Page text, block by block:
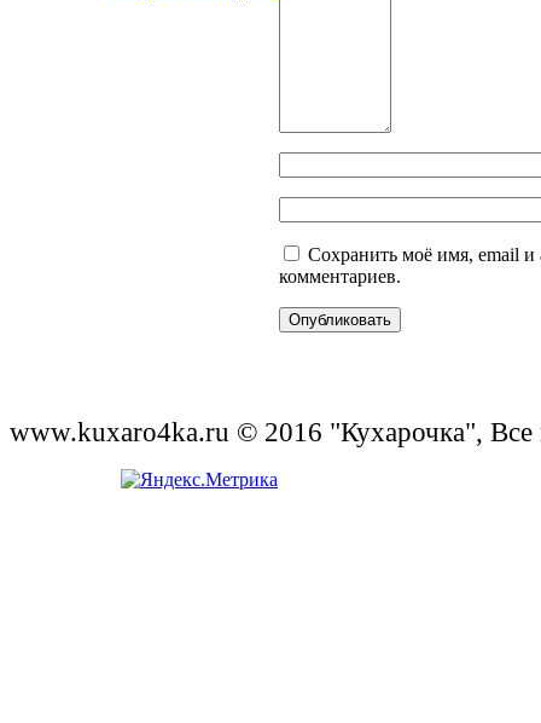
Сохранить моё имя, email и
комментариев.
www.kuxaro4ka.ru © 2016 "Кухарочка",